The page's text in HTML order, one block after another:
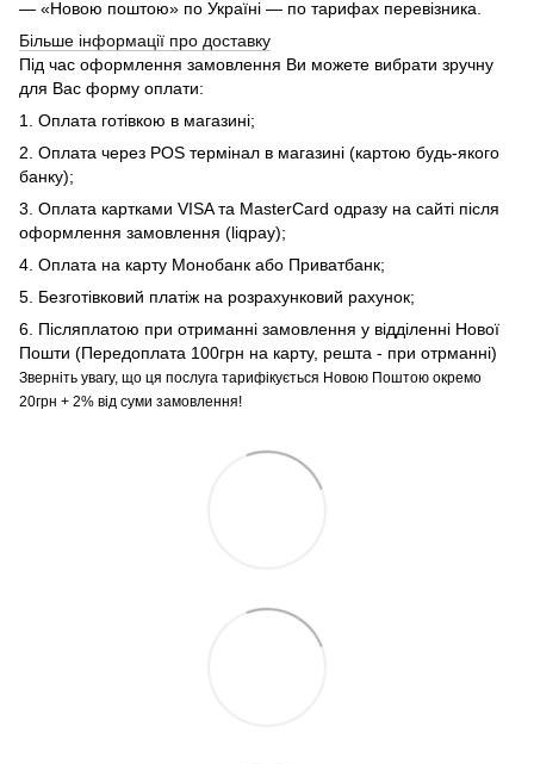
— «Новою поштою» по Україні — по тарифах перевізника.
Більше інформації про доставку
Під час оформлення замовлення Ви можете вибрати зручну
для Вас форму оплати:
1. Оплата готівкою в магазині;
2. Оплата через POS термінал в магазині (картою будь-якого
банку);
3. Оплата картками VISA та MasterCard одразу на сайті після
оформлення замовлення (liqpay);
4. Оплата на карту Монобанк або Приватбанк;
5. Безготівковий платіж на розрахунковий рахунок;
6. Післяплатою при отриманні замовлення у відділенні Нової
Пошти (Передоплата 100грн на карту, решта - при отрманні)
Зверніть увагу, що ця послуга тарифікується Новою Поштою окремо
20грн + 2% від суми замовлення!